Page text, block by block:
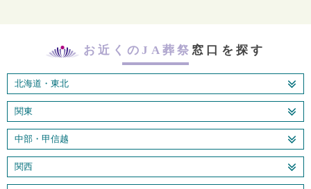
お近くのJA葬祭 窓口を探す
北海道・東北
関東
中部・甲信越
関西